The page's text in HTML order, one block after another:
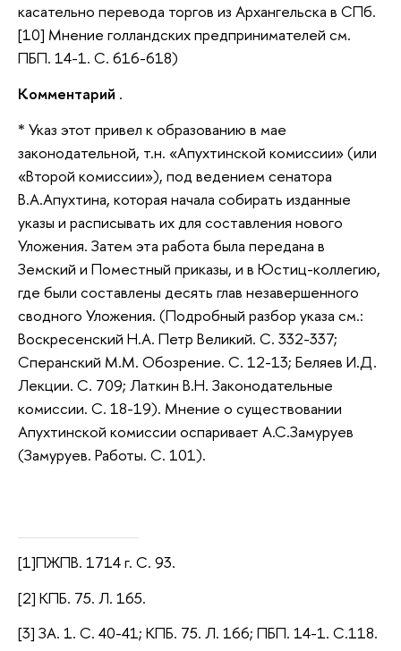
касательно перевода торгов из Архангельска в СПб.
[10] Мнение голландских предпринимателей см.
ПБП. 14-1. С. 616-618)
Комментарий .
* Указ этот привел к образованию в мае
законодательной, т.н. «Апухтинской комиссии» (или
«Второй комиссии»), под ведением сенатора
В.А.Апухтина, которая начала собирать изданные
указы и расписывать их для составления нового
Уложения. Затем эта работа была передана в
Земский и Поместный приказы, и в Юстиц-коллегию,
где были составлены десять глав незавершенного
сводного Уложения. (Подробный разбор указа см.:
Воскресенский Н.А. Петр Великий. С. 332-337;
Сперанский М.М. Обозрение. С. 12-13; Беляев И.Д.
Лекции. С. 709; Латкин В.Н. Законодательные
комиссии. С. 18-19). Мнение о существовании
Апухтинской комиссии оспаривает А.С.Замуруев
(Замуруев. Работы. С. 101).
[1]ПЖПВ. 1714 г. С. 93.
[2] КПБ. 75. Л. 165.
[3] ЗА. 1. С. 40-41; КПБ. 75. Л. 166; ПБП. 14-1. С.118.